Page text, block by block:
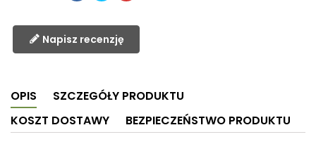
Napisz recenzję
OPIS
SZCZEGÓŁY PRODUKTU
KOSZT DOSTAWY
BEZPIECZEŃSTWO PRODUKTU